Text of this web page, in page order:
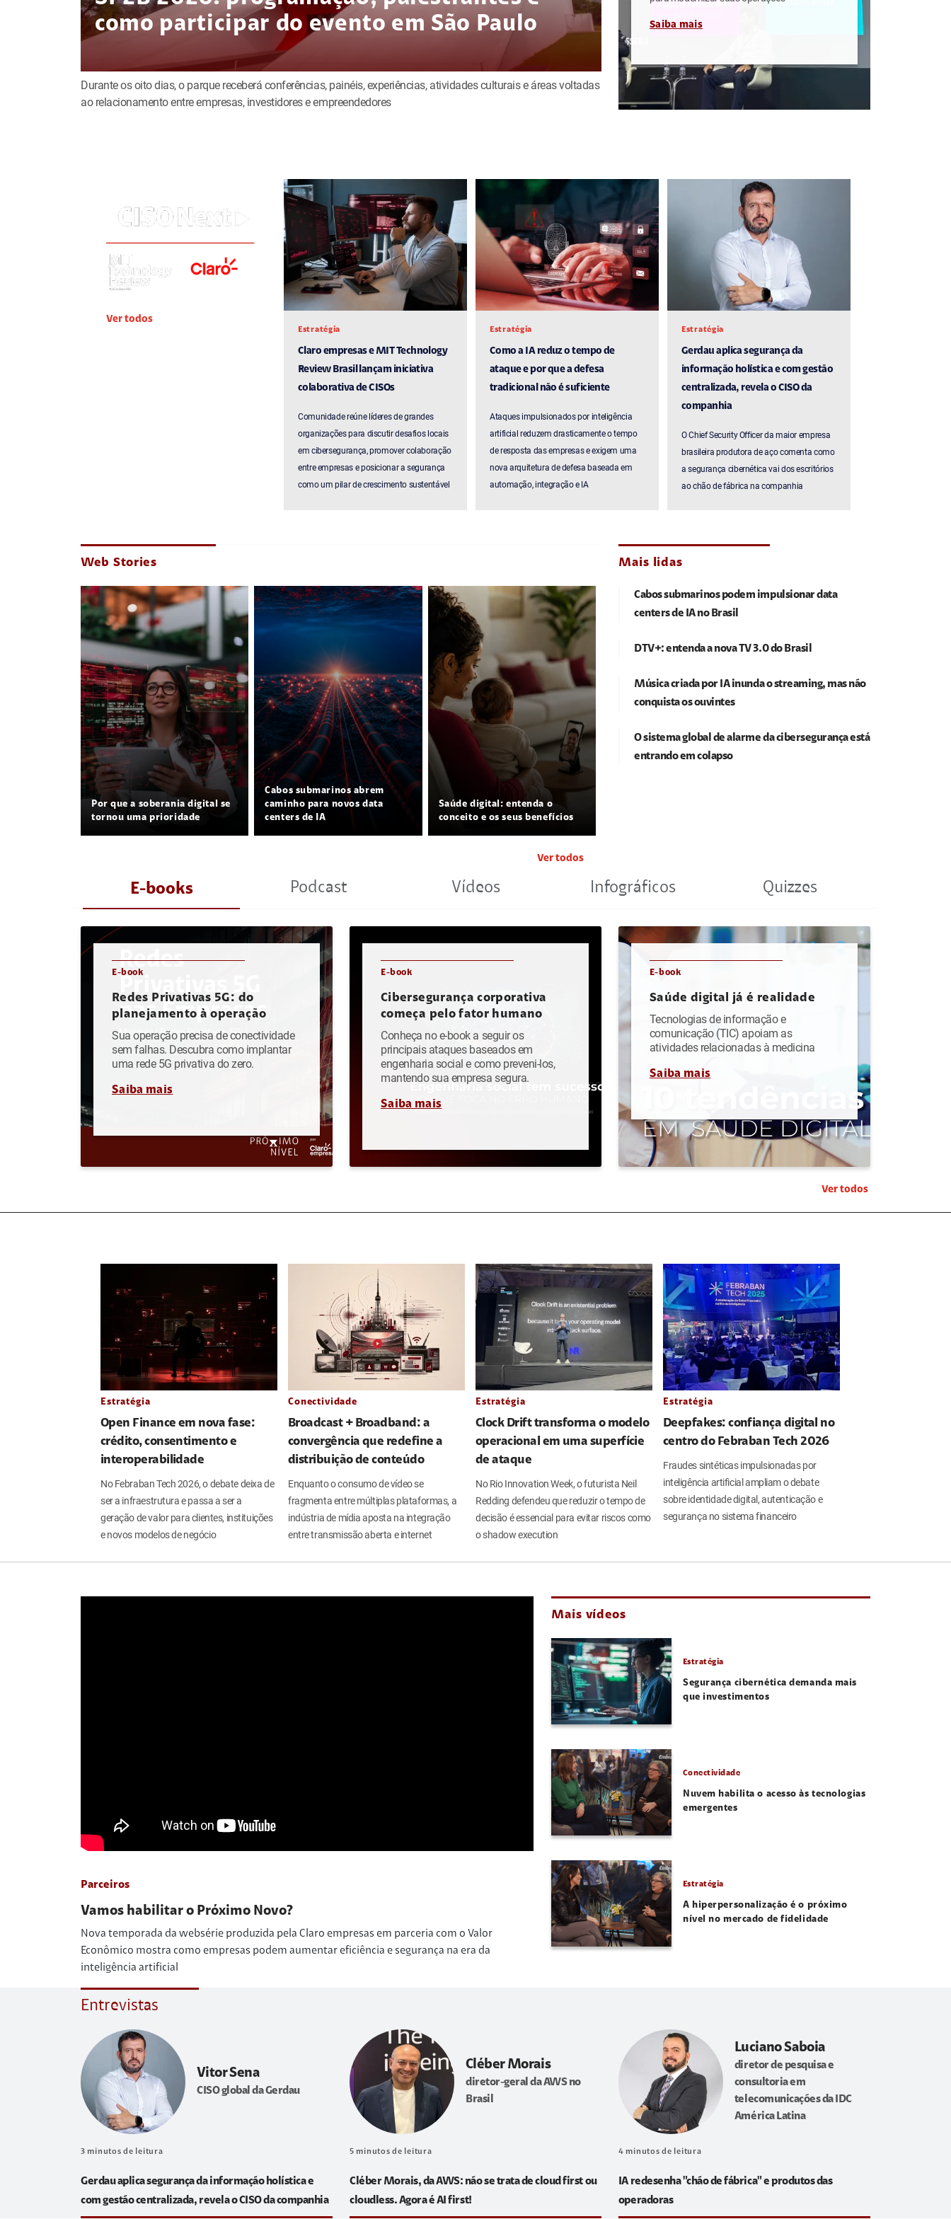
como participar do evento em São Paulo
Durante os oito dias, o parque receberá conferências, painéis, experiências, atividades culturais e áreas voltadas
ao relacionamento entre empresas, investidores e empreendedores
Saiba mais
Ver todos
Estratégia
Claro empresas e MIT Technology
Review Brasil lançam iniciativa
colaborativa de CISOs
Comunidade reúne líderes de grandes
organizações para discutir desafios locais
em cibersegurança, promover colaboração
entre empresas e posicionar a segurança
como um pilar de crescimento sustentável
Estratégia
Como a IA reduz o tempo de
ataque e por que a defesa
tradicional não é suficiente
Ataques impulsionados por inteligência
artificial reduzem drasticamente o tempo
de resposta das empresas e exigem uma
nova arquitetura de defesa baseada em
automação, integração e IA
Estratégia
Gerdau aplica segurança da
informação holística e com gestão
centralizada, revela o CISO da
companhia
O Chief Security Officer da maior empresa
brasileira produtora de aço comenta como
a segurança cibernética vai dos escritórios
ao chão de fábrica na companhia
Web Stories
Por que a soberania digital se
tornou uma prioridade
Cabos submarinos abrem
caminho para novos data
centers de IA
Saúde digital: entenda o
conceito e os seus benefícios
Ver todos
Mais lidas
Cabos submarinos podem impulsionar data
centers de IA no Brasil
DTV+: entenda a nova TV 3.0 do Brasil
Música criada por IA inunda o streaming, mas não
conquista os ouvintes
O sistema global de alarme da cibersegurança está
entrando em colapso
E-books Podcast Vídeos Infográficos Quizzes
E-book
Redes Privativas 5G: do
planejamento à operação
Sua operação precisa de conectividade
sem falhas. Descubra como implantar
uma rede 5G privativa do zero.
Saiba mais
E-book
Cibersegurança corporativa
começa pelo fator humano
Conheça no e-book a seguir os
principais ataques baseados em
engenharia social e como preveni-los,
mantendo sua empresa segura.
Saiba mais
E-book
Saúde digital já é realidade
Tecnologias de informação e
comunicação (TIC) apoiam as
atividades relacionadas à medicina
Saiba mais
Ver todos
Estratégia
Open Finance em nova fase:
crédito, consentimento e
interoperabilidade
No Febraban Tech 2026, o debate deixa de
ser a infraestrutura e passa a ser a
geração de valor para clientes, instituições
e novos modelos de negócio
Conectividade
Broadcast + Broadband: a
convergência que redefine a
distribuição de conteúdo
Enquanto o consumo de vídeo se
fragmenta entre múltiplas plataformas, a
indústria de mídia aposta na integração
entre transmissão aberta e internet
Estratégia
Clock Drift transforma o modelo
operacional em uma superfície
de ataque
No Rio Innovation Week, o futurista Neil
Redding defendeu que reduzir o tempo de
decisão é essencial para evitar riscos como
o shadow execution
Estratégia
Deepfakes: confiança digital no
centro do Febraban Tech 2026
Fraudes sintéticas impulsionadas por
inteligência artificial ampliam o debate
sobre identidade digital, autenticação e
segurança no sistema financeiro
Parceiros
Vamos habilitar o Próximo Novo?
Nova temporada da websérie produzida pela Claro empresas em parceria com o Valor
Econômico mostra como empresas podem aumentar eficiência e segurança na era da
inteligência artificial
Mais vídeos
Estratégia
Segurança cibernética demanda mais
que investimentos
Conectividade
Nuvem habilita o acesso às tecnologias
emergentes
Estratégia
A hiperpersonalização é o próximo
nível no mercado de fidelidade
Entrevistas
Vitor Sena
CISO global da Gerdau
3 minutos de leitura
Gerdau aplica segurança da informação holística e
com gestão centralizada, revela o CISO da companhia
Cléber Morais
diretor-geral da AWS no
Brasil
5 minutos de leitura
Cléber Morais, da AWS: não se trata de cloud first ou
cloudless. Agora é AI first!
Luciano Saboia
diretor de pesquisa e
consultoria em
telecomunicações da IDC
América Latina
4 minutos de leitura
IA redesenha "chão de fábrica" e produtos das
operadoras